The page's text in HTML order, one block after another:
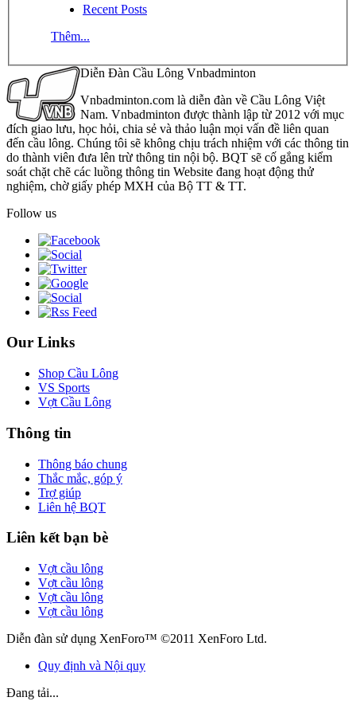
Recent Posts
Thêm...
Diễn Đàn Cầu Lông Vnbadminton
Vnbadminton.com là diễn đàn về Cầu Lông Việt
Nam. Vnbadminton được thành lập từ 2012 với mục
đích giao lưu, học hỏi, chia sẻ và thảo luận mọi vấn đề liên quan
đến cầu lông. Chúng tôi sẽ không chịu trách nhiệm với các thông tin
do thành viên đưa lên trừ thông tin nội bộ. BQT sẽ cố gắng kiểm
soát chặt chẽ các luồng thông tin Website đang hoạt động thử
nghiệm, chờ giấy phép MXH của Bộ TT & TT.
Follow us
Our Links
Shop Cầu Lông
VS Sports
Vợt Cầu Lông
Thông tin
Thông báo chung
Thắc mắc, góp ý
Trợ giúp
Liên hệ BQT
Liên kết bạn bè
Vợt cầu lông
Vợt cầu lông
Vợt cầu lông
Vợt cầu lông
Diễn đàn sử dụng XenForo™ ©2011 XenForo Ltd.
Quy định và Nội quy
Đang tải...